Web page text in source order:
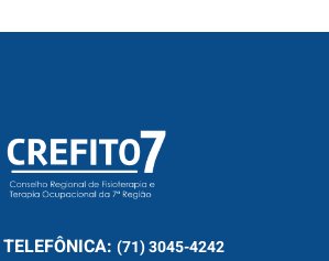
TELEFÔNICA: (71) 3045-4242